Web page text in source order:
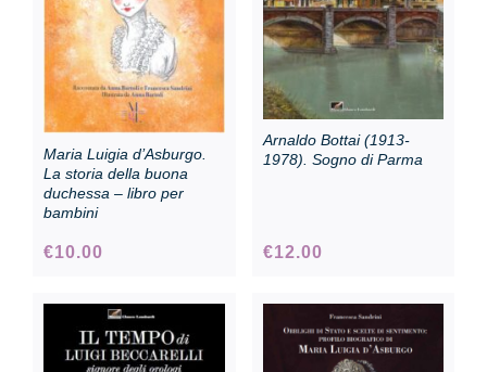
Maria Luigia d’Asburgo.
La storia della buona
duchessa – libro per
bambini
€10.00
Arnaldo Bottai (1913-
1978). Sogno di Parma
€12.00